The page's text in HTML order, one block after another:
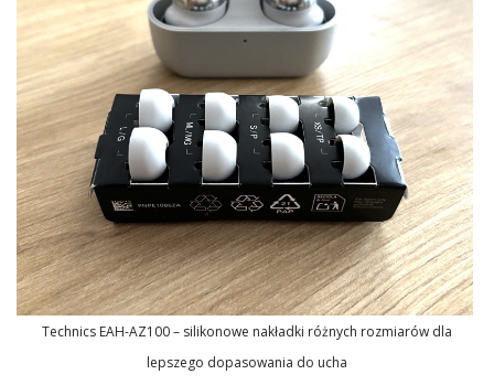
Technics EAH-AZ100 – silikonowe nakładki różnych rozmiarów dla
lepszego dopasowania do ucha